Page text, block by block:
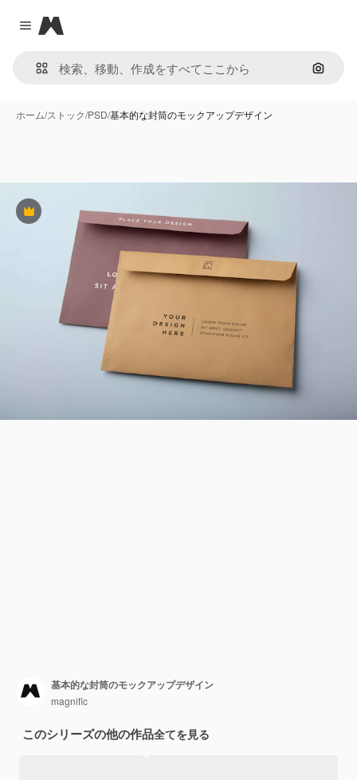
Close menu
Magnific
画像で
ホーム/ストック/PSD/基本的な封筒のモックアップデザイン
Premium
基本的な封筒のモックアップデザイン
magnific
このシリーズの他の作品全てを見る